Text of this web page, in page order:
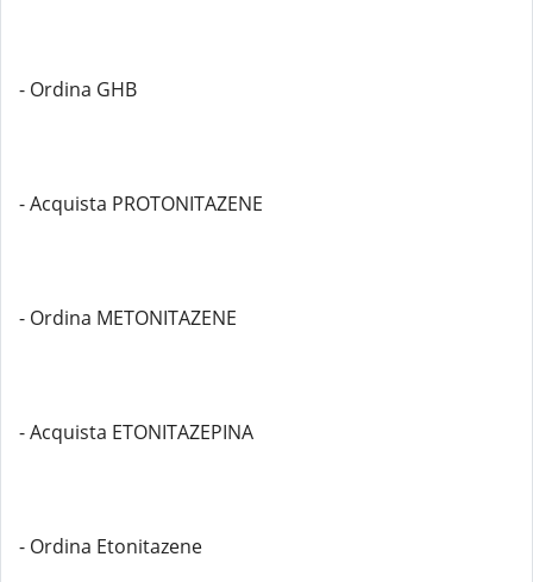
- Ordina GHB
- Acquista PROTONITAZENE
- Ordina METONITAZENE
- Acquista ETONITAZEPINA
- Ordina Etonitazene